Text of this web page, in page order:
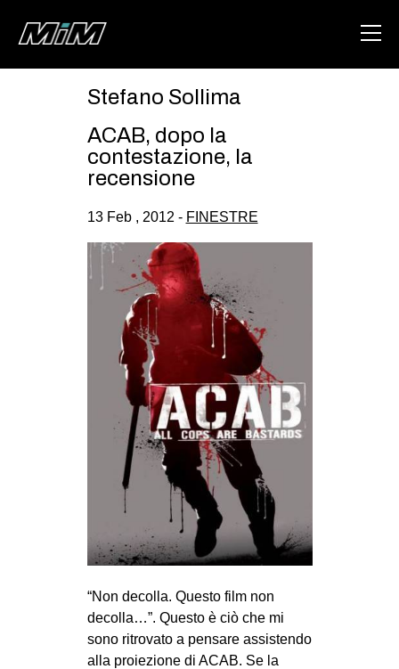
ABOUT
DEGENERAZIONE
GAZA FREESTYLE
CSOA LAMBRETTA
MSM
STUDENTI TSUNAMI
MILANO
MOBILITAZIONI
SPAZI
SPORT POPOLARE
MOVIMENTI
AMBIENTE
ANTIFASCISMO
DIRITTO ALL’ABITARE
GENERI
Stefano Sollima
ACAB, dopo la
contestazione, la
recensione
13 Feb , 2012 - FINESTRE
“Non decolla. Questo film non
decolla…”. Questo è ciò che mi
sono ritrovato a pensare assistendo
alla proiezione di ACAB. Se la